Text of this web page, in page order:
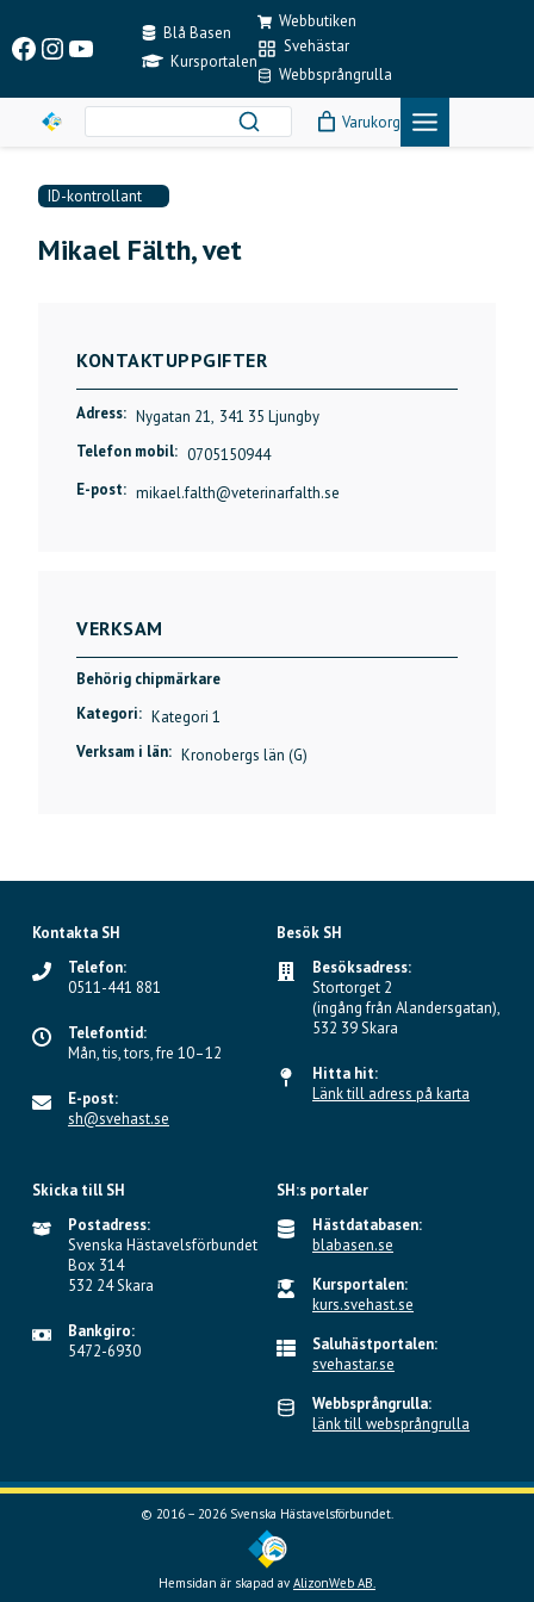
content
Facebook
Instagram
YouTubeBlå Basen
Kursportalen
Webbutiken
Svehästar
Webbsprångrulla
Varukorg
ID-kontrollant
Mikael Fälth, vet
KONTAKTUPPGIFTER
Adress: Nygatan 21, 341 35 Ljungby
Telefon mobil: 0705150944
E-post: mikael.falth@veterinarfalth.se
VERKSAM
Behörig chipmärkare
Kategori: Kategori 1
Verksam i län: Kronobergs län (G)
Kontakta SH
Telefon:
0511-441 881
Telefontid:
Mån, tis, tors, fre 10–12
E-post:
sh@svehast.se
Besök SH
Besöksadress:
Stortorget 2
(ingång från Alandersgatan),
532 39 Skara
Hitta hit:
Länk till adress på karta
Skicka till SH
Postadress:
Svenska Hästavelsförbundet
Box 314
532 24 Skara
Bankgiro:
5472-6930
SH:s portaler
Hästdatabasen:
blabasen.se
Kursportalen:
kurs.svehast.se
Saluhästportalen:
svehastar.se
Webbsprångrulla:
länk till websprångrulla
© 2016 – 2026 Svenska Hästavelsförbundet.
Hemsidan är skapad av AlizonWeb AB.